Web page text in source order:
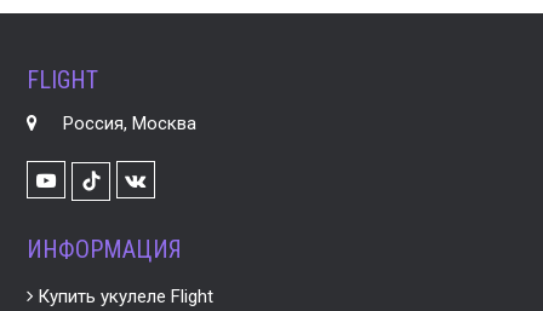
FLIGHT
Россия, Москва
YoutubeTikTok
VK
ИНФОРМАЦИЯ
Купить укулеле Flight